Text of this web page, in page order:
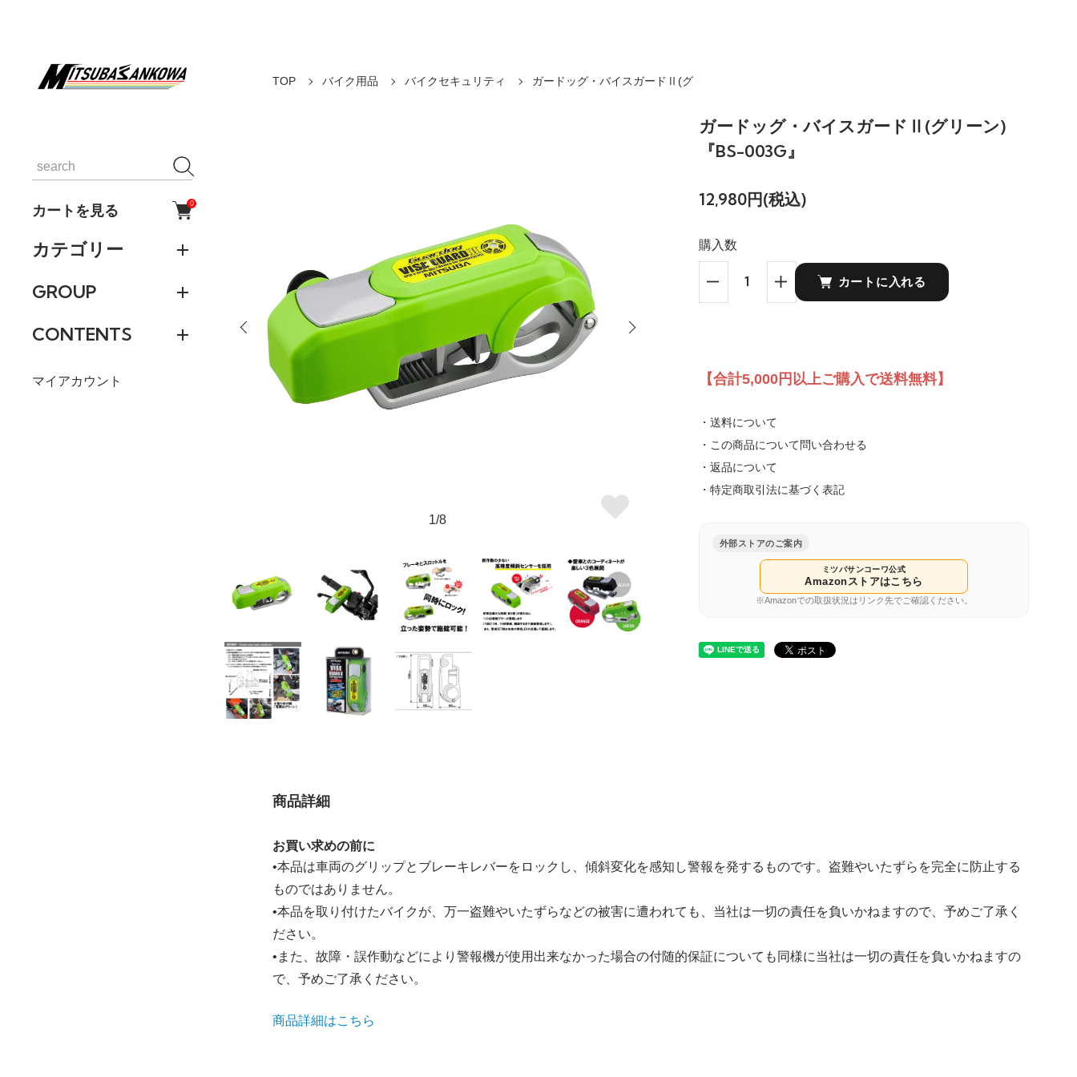
カートを見る 0
カテゴリー
GROUP
CONTENTS
マイアカウント
TOP バイク用品 バイクセキュリティ ガードッグ・バイスガードⅡ(グ
1/8
ガードッグ・バイスガードⅡ(グリーン)
『BS-003G』
12,980円(税込)
購入数
カートに入れる
【合計5,000円以上ご購入で送料無料】
・送料について
・この商品について問い合わせる
・返品について
・特定商取引法に基づく表記
外部ストアのご案内
ミツバサンコーワ公式
Amazonストアはこちら
※Amazonでの取扱状況はリンク先でご確認ください。
商品詳細
お買い求めの前に
•本品は車両のグリップとブレーキレバーをロックし、傾斜変化を感知し警報を発するものです。盗難やいたずらを完全に防止する
ものではありません。
•本品を取り付けたバイクが、万一盗難やいたずらなどの被害に遭われても、当社は一切の責任を負いかねますので、予めご了承く
ださい。
•また、故障・誤作動などにより警報機が使用出来なかった場合の付随的保証についても同様に当社は一切の責任を負いかねますの
で、予めご了承ください。
商品詳細はこちら